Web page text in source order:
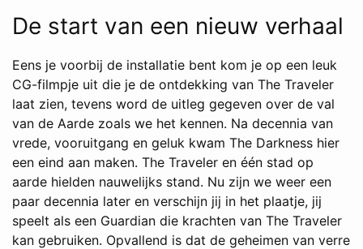
De start van een nieuw verhaal
Eens je voorbij de installatie bent kom je op een leuk
CG-filmpje uit die je de ontdekking van The Traveler
laat zien, tevens word de uitleg gegeven over de val
van de Aarde zoals we het kennen. Na decennia van
vrede, vooruitgang en geluk kwam The Darkness hier
een eind aan maken. The Traveler en één stad op
aarde hielden nauwelijks stand. Nu zijn we weer een
paar decennia later en verschijn jij in het plaatje, jij
speelt als een Guardian die krachten van The Traveler
kan gebruiken. Opvallend is dat de geheimen van verre